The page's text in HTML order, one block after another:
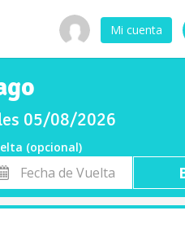
Mi cuenta
05/08/2026
(opcional)